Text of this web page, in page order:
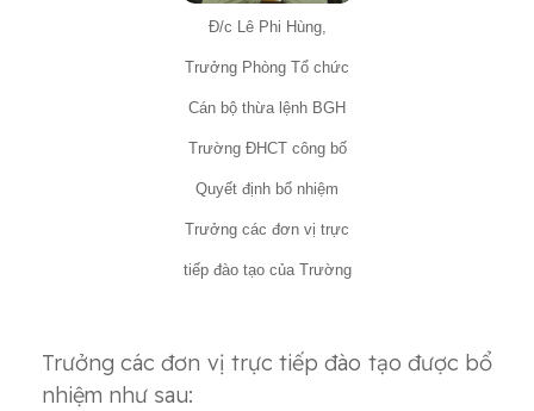
Đ/c Lê Phi Hùng,
Trưởng Phòng Tổ chức
Cán bộ thừa lệnh BGH
Trường ĐHCT công bố
Quyết định bổ nhiệm
Trưởng các đơn vị trực
tiếp đào tạo của Trường
Trưởng các đơn vị trực tiếp đào tạo được bổ
nhiệm như sau: